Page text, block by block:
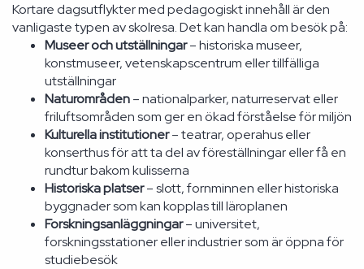
Kortare dagsutflykter med pedagogiskt innehåll är den
vanligaste typen av skolresa. Det kan handla om besök på:
Museer och utställningar– historiska museer,
konstmuseer, vetenskapscentrum eller tillfälliga
utställningar
Naturområden– nationalparker, naturreservat eller
friluftsområden som ger en ökad förståelse för miljön
Kulturella institutioner– teatrar, operahus eller
konserthus för att ta del av föreställningar eller få en
rundtur bakom kulisserna
Historiska platser– slott, fornminnen eller historiska
byggnader som kan kopplas till läroplanen
Forskningsanläggningar– universitet,
forskningsstationer eller industrier som är öppna för
studiebesök